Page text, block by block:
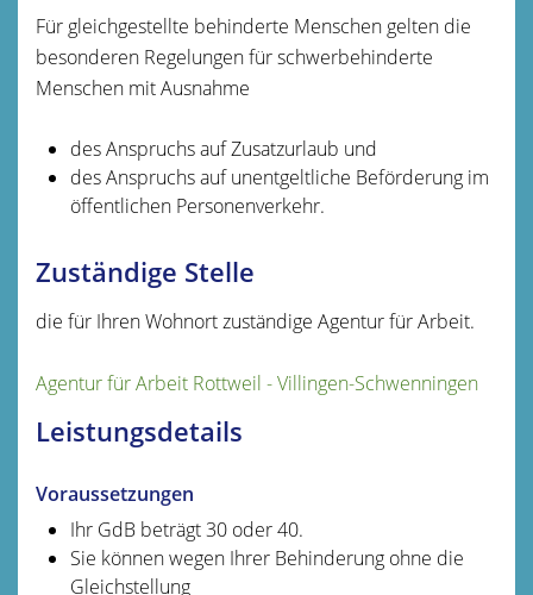
Für gleichgestellte behinderte Menschen gelten die
besonderen Regelungen für schwerbehinderte
Menschen mit Ausnahme
des Anspruchs auf Zusatzurlaub und
des Anspruchs auf unentgeltliche Beförderung im
öffentlichen Personenverkehr.
Zuständige Stelle
die für Ihren Wohnort zuständige Agentur für Arbeit.
Agentur für Arbeit Rottweil - Villingen-Schwenningen
Leistungsdetails
Voraussetzungen
Ihr GdB beträgt 30 oder 40.
Sie können wegen Ihrer Behinderung ohne die
Gleichstellung